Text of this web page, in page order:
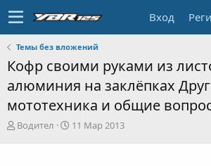
Вход
Темы без вложений
Кофр своими руками из
алюминия на заклёпках
мототехника и общие
А
Водител
Д11 Мар 2013